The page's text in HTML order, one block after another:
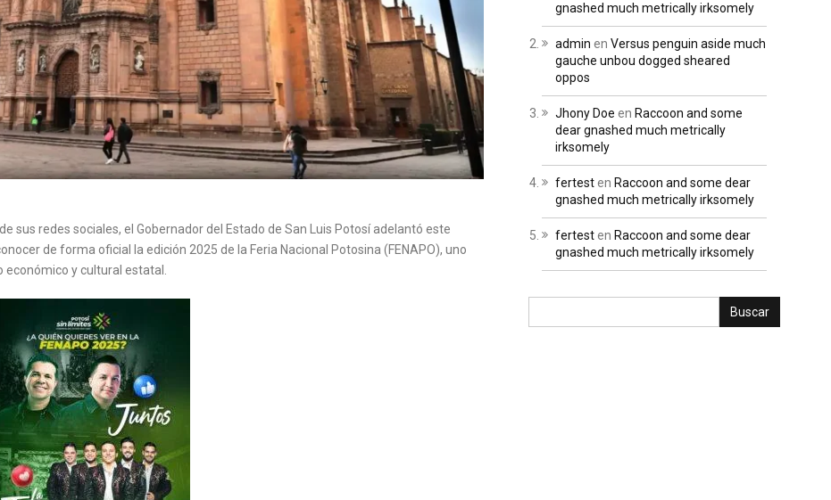
sus redes sociales, el Gobernador del Estado de San Luis Potosí adelantó este
de forma oficial la edición 2025 de la Feria Nacional Potosina (FENAPO), uno
y cultural estatal.
gnashed much metrically irksomely
admin en Versus penguin aside much
gauche unbou dogged sheared
oppos
Jhony Doe en Raccoon and some
dear gnashed much metrically
irksomely
fertesten Raccoon and some dear
gnashed much metrically irksomely
fertesten Raccoon and some dear
gnashed much metrically irksomely